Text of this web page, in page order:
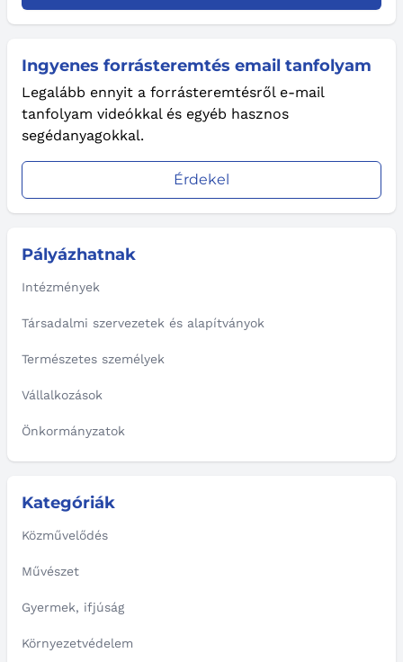
Ingyenes forrásteremtés email tanfolyam
Legalább ennyit a forrásteremtésről e-mail
tanfolyam videókkal és egyéb hasznos
segédanyagokkal.
Érdekel
Pályázhatnak
Intézmények
Társadalmi szervezetek és alapítványok
Természetes személyek
Vállalkozások
Önkormányzatok
Kategóriák
Közművelődés
Művészet
Gyermek, ifjúság
Környezetvédelem